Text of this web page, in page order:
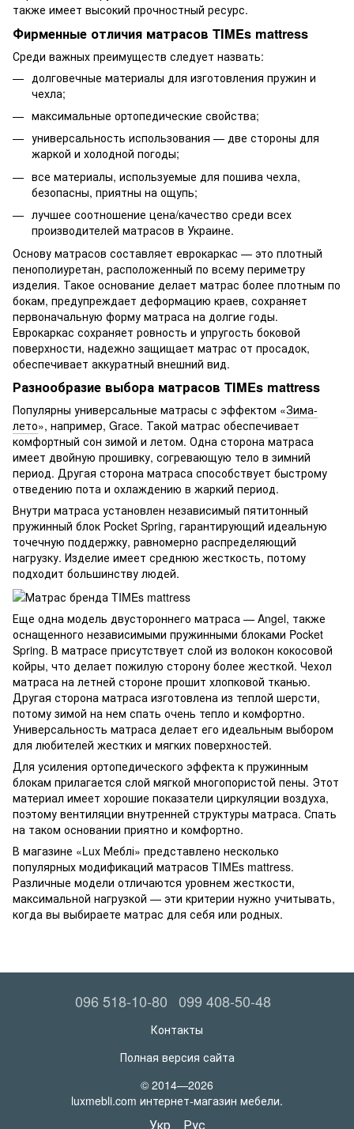
также имеет высокий прочностный ресурс.
Фирменные отличия матрасов TIMEs mattress
Среди важных преимуществ следует назвать:
долговечные материалы для изготовления пружин и
чехла;
максимальные ортопедические свойства;
универсальность использования — две стороны для
жаркой и холодной погоды;
все материалы, используемые для пошива чехла,
безопасны, приятны на ощупь;
лучшее соотношение цена/качество среди всех
производителей матрасов в Украине.
Основу матрасов составляет еврокаркас — это плотный
пенополиуретан, расположенный по всему периметру
изделия. Такое основание делает матрас более плотным по
бокам, предупреждает деформацию краев, сохраняет
первоначальную форму матраса на долгие годы.
Еврокаркас сохраняет ровность и упругость боковой
поверхности, надежно защищает матрас от просадок,
обеспечивает аккуратный внешний вид.
Разнообразие выбора матрасов TIMEs mattress
Популярны универсальные матрасы с эффектом «Зима-
лето», например, Grace. Такой матрас обеспечивает
комфортный сон зимой и летом. Одна сторона матраса
имеет двойную прошивку, согревающую тело в зимний
период. Другая сторона матраса способствует быстрому
отведению пота и охлаждению в жаркий период.
Внутри матраса установлен независимый пятитонный
пружинный блок Pocket Spring, гарантирующий идеальную
точечную поддержку, равномерно распределяющий
нагрузку. Изделие имеет среднюю жесткость, потому
подходит большинству людей.
Еще одна модель двустороннего матраса — Angel, также
оснащенного независимыми пружинными блоками Pocket
Spring. В матрасе присутствует слой из волокон кокосовой
койры, что делает пожилую сторону более жесткой. Чехол
матраса на летней стороне прошит хлопковой тканью.
Другая сторона матраса изготовлена из теплой шерсти,
потому зимой на нем спать очень тепло и комфортно.
Универсальность матраса делает его идеальным выбором
для любителей жестких и мягких поверхностей.
Для усиления ортопедического эффекта к пружинным
блокам прилагается слой мягкой многопористой пены. Этот
материал имеет хорошие показатели циркуляции воздуха,
поэтому вентиляции внутренней структуры матраса. Спать
на таком основании приятно и комфортно.
В магазине «Lux Меблі» представлено несколько
популярных модификаций матрасов TIMEs mattress.
Различные модели отличаются уровнем жесткости,
максимальной нагрузкой — эти критерии нужно учитывать,
когда вы выбираете матрас для себя или родных.
096 518-10-80 099 408-50-48
Контакты
Полная версия сайта
© 2014—2026
luxmebli.com интернет-магазин мебели.
Укр Рус